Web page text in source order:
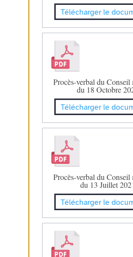
Télécharger le
Procès-verbal du
du 18 Octobre
Télécharger le
Procès-verbal du
du 13 Juillet
Télécharger le